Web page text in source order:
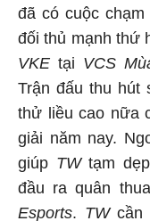
đã có cuộc chạm
đối thủ mạnh thứ
VKE tại VCS
Trận đấu thu hút
thử liều cao nữa
giải năm nay.
giúp TWtạm
đầu ra quân
Esports
TWcần